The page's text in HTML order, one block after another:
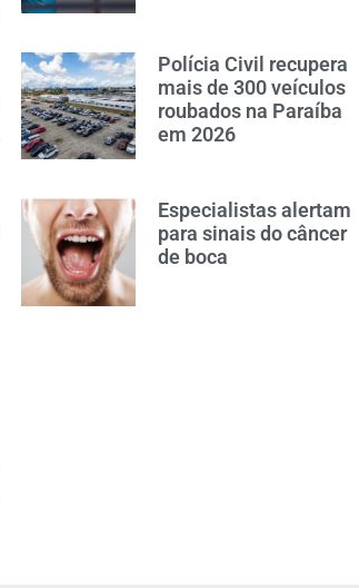
Polícia Civil recupera
mais de 300 veículos
roubados na Paraíba
em 2026
Especialistas alertam
para sinais do câncer
de boca